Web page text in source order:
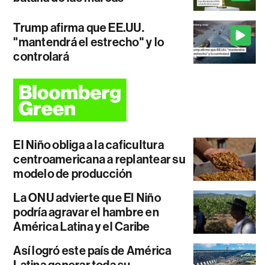
Trump afirma que EE.UU.
"mantendrá el estrecho" y lo
controlará
El Niño obliga a la caficultura
centroamericana a replantear su
modelo de producción
La ONU advierte que El Niño
podría agravar el hambre en
América Latina y el Caribe
Así logró este país de América